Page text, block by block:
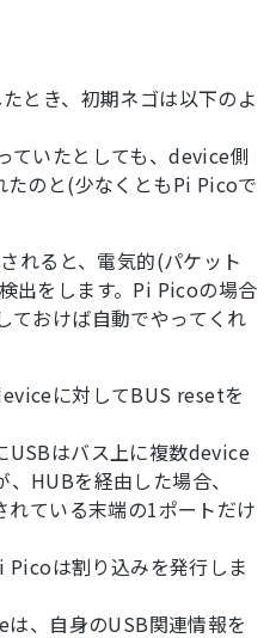
とき、初期ネゴは以下のよ
ていたとしても、device側
のと(少なくともPi Picoで
れると、電気的(パケット
出をします。Pi Picoの場合
ておけば自動でやってくれ
に対してBUS resetを
はバス上に複数device
HUBを経由した場合、
ている末端の1ポートだけ
は割り込みを発行しま
、自身のUSB関連情報を